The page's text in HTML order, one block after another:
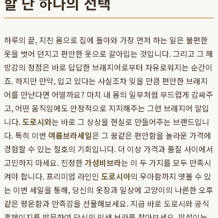
하루의 끝, 지친 몸으로 집에 돌아와 가장 먼저 하는 일은 불편한
옷을 벗어 던지고 편안한 옷으로 갈아입는 것입니다. 그리고 그 해
방감의 정점은 바로 답답한 브래지어로부터 자유로워지는 순간이
죠. 하지만 만약, 입고 있다는 사실조차 잊을 만큼 편안한 브래지
어를 만난다면 어떨까요? 마치 내 몸의 일부처럼 부드럽게 감싸주
고, 어떤 움직임에도 안정적으로 지지해주는 그런 브래지어 말입
니다.도로시와는 바로 그 상상을 현실로 만들어주는 브랜드입니
다. 특히 이번 여름브라세일은 그 꿈같은 편안함을 놀라운 가격에
경험할 수 있는 절호의 기회입니다. 더 이상 가격과 품질 사이에서
고민하지 마세요. 진정한가성비브라는 이 두 가지를 모두 만족시
켜야 합니다. 프리미엄 라인인 도로시아의 우아함까지 엿볼 수 있
는 이번 세일을 통해, 당신의 옷장과 일상에 고양이의 나른한 오후
같은 평온함과 만족감을 선물해보세요. 지금 바로 도로시와 공식